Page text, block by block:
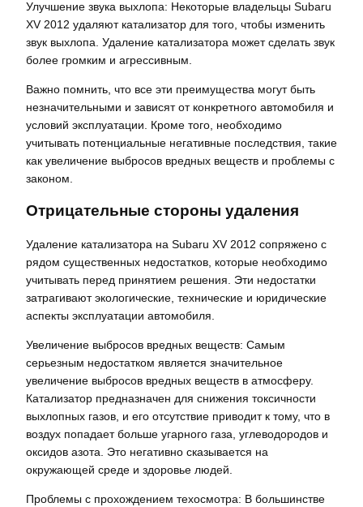
Улучшение звука выхлопа: Некоторые владельцы Subaru
XV 2012 удаляют катализатор для того, чтобы изменить
звук выхлопа. Удаление катализатора может сделать звук
более громким и агрессивным.
Важно помнить, что все эти преимущества могут быть
незначительными и зависят от конкретного автомобиля и
условий эксплуатации. Кроме того, необходимо
учитывать потенциальные негативные последствия, такие
как увеличение выбросов вредных веществ и проблемы с
законом.
Отрицательные стороны удаления
Удаление катализатора на Subaru XV 2012 сопряжено с
рядом существенных недостатков, которые необходимо
учитывать перед принятием решения. Эти недостатки
затрагивают экологические, технические и юридические
аспекты эксплуатации автомобиля.
Увеличение выбросов вредных веществ: Самым
серьезным недостатком является значительное
увеличение выбросов вредных веществ в атмосферу.
Катализатор предназначен для снижения токсичности
выхлопных газов, и его отсутствие приводит к тому, что в
воздух попадает больше угарного газа, углеводородов и
оксидов азота. Это негативно сказывается на
окружающей среде и здоровье людей.
Проблемы с прохождением техосмотра: В большинстве